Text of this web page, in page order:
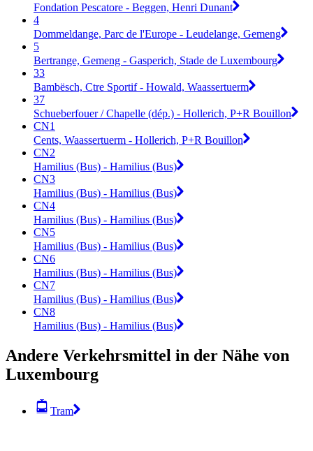
Fondation Pescatore - Beggen, Henri Dunant
4
Dommeldange, Parc de l'Europe - Leudelange, Gemeng
5
Bertrange, Gemeng - Gasperich, Stade de Luxembourg
33
Bambësch, Ctre Sportif - Howald, Waassertuerm
37
Schueberfouer / Chapelle (dép.) - Hollerich, P+R Bouillon
CN1
Cents, Waassertuerm - Hollerich, P+R Bouillon
CN2
Hamilius (Bus) - Hamilius (Bus)
CN3
Hamilius (Bus) - Hamilius (Bus)
CN4
Hamilius (Bus) - Hamilius (Bus)
CN5
Hamilius (Bus) - Hamilius (Bus)
CN6
Hamilius (Bus) - Hamilius (Bus)
CN7
Hamilius (Bus) - Hamilius (Bus)
CN8
Hamilius (Bus) - Hamilius (Bus)
Andere Verkehrsmittel in der Nähe von
Luxembourg
Tram